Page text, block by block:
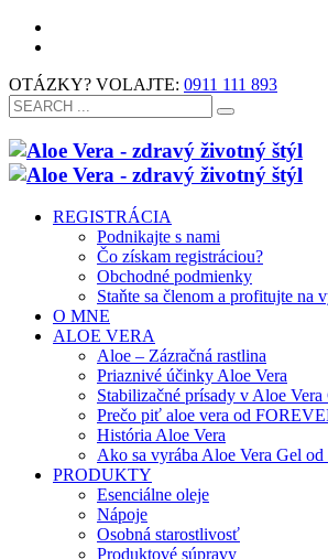
OTÁZKY? VOLAJTE: 0911 111 893
REGISTRÁCIA
Podnikajte s nami
Čo získam registráciou?
Obchodné podmienky
Staňte sa členom a profitujte na
O MNE
ALOE VERA
Aloe – Zázračná rastlina
Priaznivé účinky Aloe Vera
Stabilizačné prísady v Aloe Vera
Prečo piť aloe vera od
História Aloe Vera
Ako sa vyrába Aloe Vera Gel od
PRODUKTY
Esenciálne oleje
Nápoje
Osobná starostlivosť
Produktové súpravy